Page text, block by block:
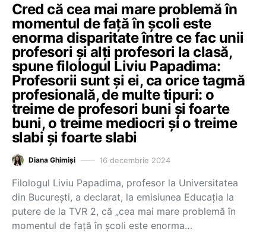
Cred că cea mai mare problemă în
momentul de față în școli este
enorma disparitate între ce fac unii
profesori și alți profesori la clasă,
spune filologul Liviu Papadima:
Profesorii sunt și ei, ca orice tagmă
profesională, de multe tipuri: o
treime de profesori buni și foarte
buni, o treime mediocri și o treime
slabi și foarte slabi
Diana Ghimiși 16 decembrie 2024
Filologul Liviu Papadima, profesor la Universitatea
din București, a declarat, la emisiunea Educația la
putere de la TVR 2, că „cea mai mare problemă în
momentul de față în școli este enorma…